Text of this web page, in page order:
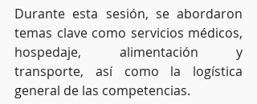
Durante esta sesión, se abordaron
temas clave como servicios médicos,
hospedaje, alimentación y
transporte, así como la logística
general de las competencias.